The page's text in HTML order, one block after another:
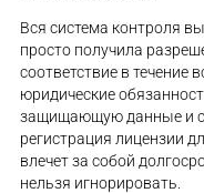
Вся система контроля
просто получила
соответствие в течение
юридические
защищающую данные и
регистрация лицензии
влечет за собой
нельзя игнорировать.